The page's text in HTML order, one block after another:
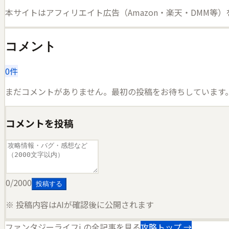
本サイトはアフィリエイト広告（Amazon・楽天・DMM等）
コメント
0件
まだコメントがありません。最初の投稿をお待ちしています。
コメントを投稿
0/2000 投稿する
※ 投稿内容はAIが確認後に公開されます